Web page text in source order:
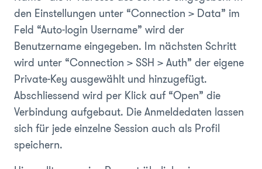
den Einstellungen unter “Connection > Data” im
Feld “Auto-login Username” wird der
Benutzername eingegeben. Im nächsten Schritt
wird unter “Connection > SSH > Auth” der eigene
Private-Key ausgewählt und hinzugefügt.
Abschliessend wird per Klick auf “Open” die
Verbindung aufgebaut. Die Anmeldedaten lassen
sich für jede einzelne Session auch als Profil
speichern.